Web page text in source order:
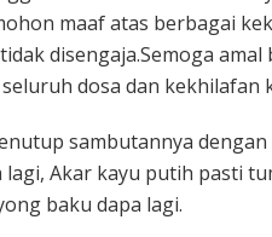
maaf atas berbagai
disengaja.Semoga
dosa dan kekhilafan
sambutannya
Akar kayu putih pasti
baku dapa lagi.